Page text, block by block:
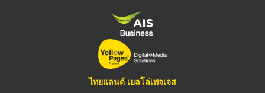
ไทยแลนด์ เยลโล่เพจเจส